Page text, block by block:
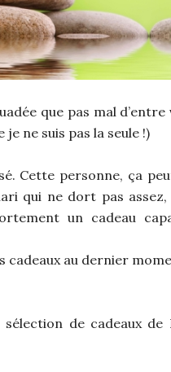
que pas mal d’entre
ne suis pas la seule !)
Cette personne, ça
qui ne dort pas
un cadeau
cadeaux au dernier
de cadeaux de